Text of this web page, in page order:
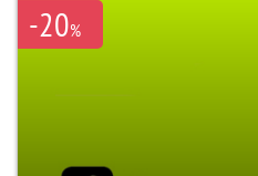
-20%